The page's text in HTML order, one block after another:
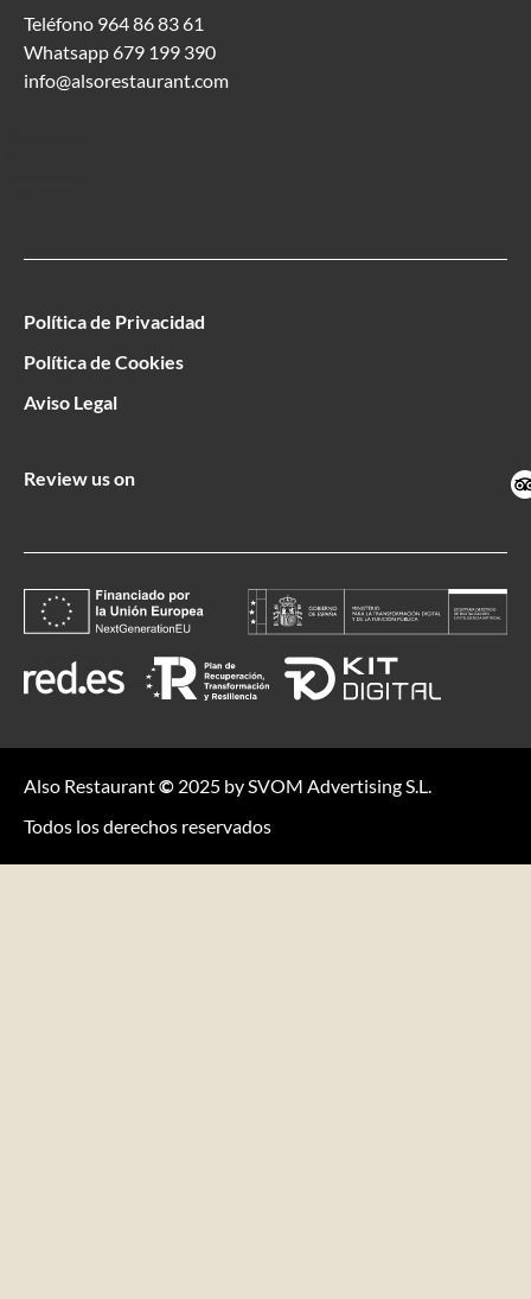
Teléfono 964 86 83 61
Whatsapp 679 199 390
info@alsorestaurant.com
Política de Privacidad
Política de Cookies
Aviso Legal
Review us on
Also Restaurant© 2025 by SVOM Advertising S.L.
Todos los derechos reservados